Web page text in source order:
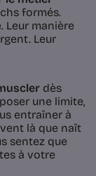
formés.
Leur manière
Leur
dès
une limite,
entraîner à
là que naît
sentez que
à votre